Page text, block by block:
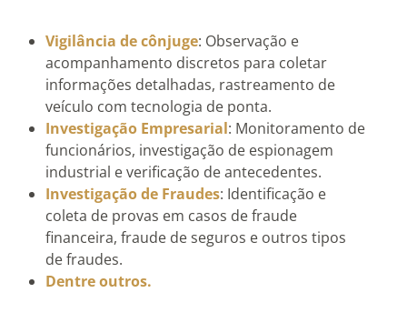
Vigilância de cônjuge: Observação e
acompanhamento discretos para coletar
informações detalhadas, rastreamento de
veículo com tecnologia de ponta.
Investigação Empresarial: Monitoramento de
funcionários, investigação de espionagem
industrial e verificação de antecedentes.
Investigação de Fraudes: Identificação e
coleta de provas em casos de fraude
financeira, fraude de seguros e outros tipos
de fraudes.
Dentre outros.